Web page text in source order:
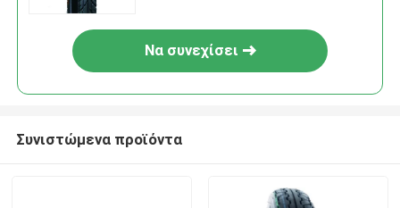
Να συνεχίσει
Συνιστώμενα προϊόντα